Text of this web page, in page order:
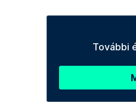
További